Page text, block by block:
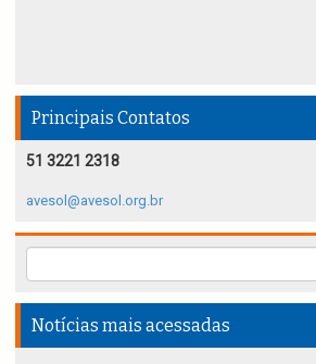
Principais Contatos
51 3221 2318
avesol@avesol.org.br
Notícias mais acessadas